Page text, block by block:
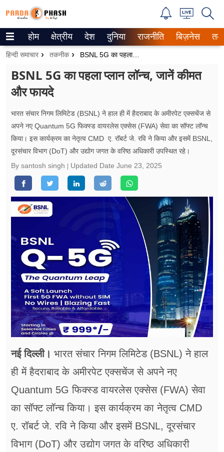
Trending on Google News
वेब स्टोरीज
उत्तर प्रदेश
गैलरी
रिलेशनशिप
जीवन मंत्रा
सेहत
ब्‍यूटी
जॉब्स
शिक्षा
होम क्षेत्रीय देश दुनिया राजनीति बिज़नेस
हिन्दी समाचार तकनीक BSNL 5G का पहला प्लान लॉन्च, जानें कीमत और फायदे
BSNL 5G का पहला प्लान लॉन्च, जानें कीमत
और फायदे
भारत संचार निगम लिमिटेड (BSNL) ने हाल ही में हैदराबाद के अमीरपेट एक्सचेंज से
अपने नए Quantum 5G फिक्स्ड वायरलेस एक्सेस (FWA) सेवा का सॉफ्ट लॉन्च
किया। इस कार्यक्रम का नेतृत्व CMD ए. रॉबर्ट जे. रवि ने किया और इसमें BSNL,
दूरसंचार विभाग (DoT) और उद्योग जगत के वरिष्ठ अधिकारी उपस्थित रहे।
By santosh singh
Updated Date June 23, 2025
नई दिल्ली। भारत संचार निगम लिमिटेड (BSNL) ने हाल
ही में हैदराबाद के अमीरपेट एक्सचेंज से अपने नए
Quantum 5G फिक्स्ड वायरलेस एक्सेस (FWA) सेवा
का सॉफ्ट लॉन्च किया। इस कार्यक्रम का नेतृत्व CMD
ए. रॉबर्ट जे. रवि ने किया और इसमें BSNL, दूरसंचार
विभाग (DoT) और उद्योग जगत के वरिष्ठ अधिकारी